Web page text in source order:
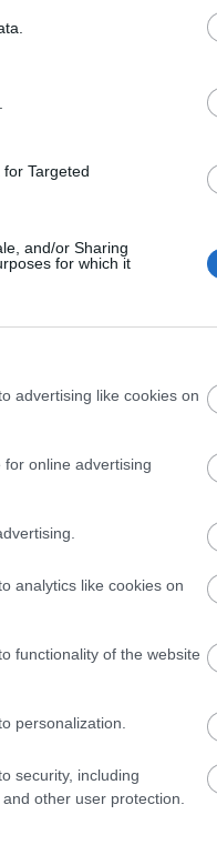
Targeted
and/or Sharing
for which it
advertising like cookies on
online advertising
analytics like cookies on
functionality of the website
personalization.
security, including
other user protection.